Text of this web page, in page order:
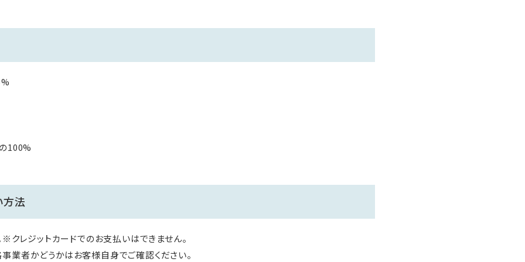
100%
方法
クレジットカードでのお支払いはできません。
業者かどうかはお客様自身でご確認ください。